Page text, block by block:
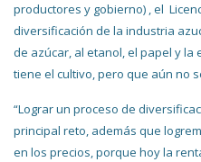
productores y gobierno) , el
diversificación de la industria
de azúcar, al etanol, el papel y la
tiene el cultivo, pero que aún no
“Lograr un proceso de
principal reto, además que
en los precios, porque hoy la